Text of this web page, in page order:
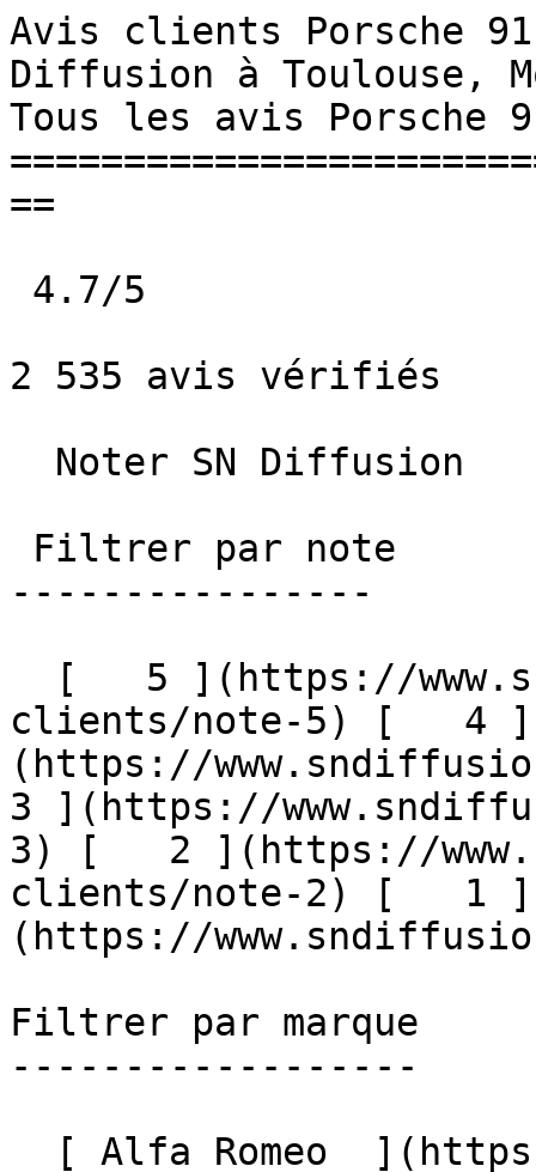
Avis clients Porsche
Diffusion à Toulouse,
Tous les avis Porsche
==
2 535 avis vérifiés
----------------
clients/note-5) [   4 ]
(https://
3 ](https://
3) [   2 ](https://
clients/note-2) [   1 ]
(https://
Filtrer par marque
------------------